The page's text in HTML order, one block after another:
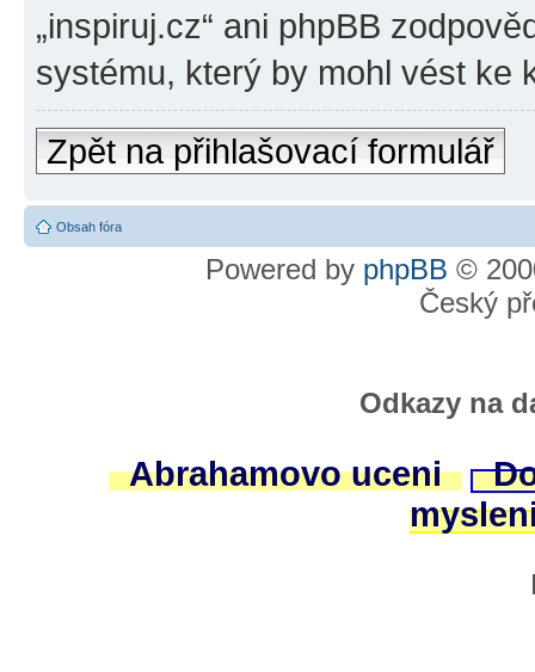
„inspiruj.cz“ ani phpBB
systému, který by mohl vést ke
Zpět na přihlašovací formulář
Obsah fóra
Powered by phpBB ©
Český
Odkazy na
Abrahamovo uceni